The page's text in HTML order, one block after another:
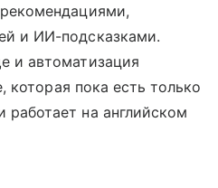
и ИИ-подсказками.
и автоматизация
которая пока есть только
на английском